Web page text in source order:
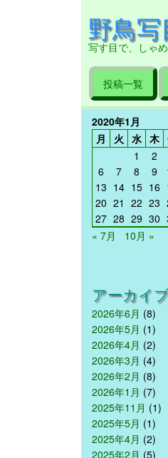
野鳥写
写す目で、しゃ
投稿一覧
2020年1月
月
火 水 木
1
2
6
7 8 9
13 14 15 16
20 21 22 23
27 28 29 30
« 7月
10月 »
アーカイ
2026年6月 (8)
2026年5月 (1)
2026年4月 (2)
2026年3月 (4)
2026年2月 (8)
2026年1月 (7)
2025年11月 (1)
2025年5月 (1)
2025年4月 (2)
2025年2月 (5)